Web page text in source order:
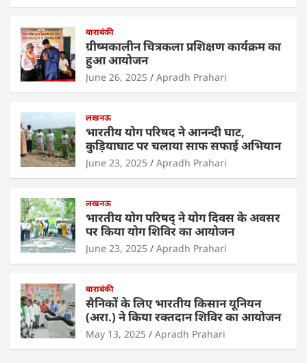
at
s
A
p
p
c
e
b
o
o
k
er e
dI
n
e
बाराबंकी
ग्रीष्मकालीन चित्रकला प्रशिक्षण कार्यक्रम का
हुआ आयोजन
June 26, 2025 Apradh Prahari
लखनऊ
भारतीय योग परिषद ने आनन्दी घाट,
कुड़ियाघाट पर चलाया साफ सफाई अभियान
June 23, 2025 Apradh Prahari
लखनऊ
भारतीय योग परिषद् ने योग दिवस के अवसर
पर किया योग शिविर का आयोजन
June 23, 2025 Apradh Prahari
बाराबंकी
सैनिकों के लिए भारतीय किसान यूनियन
(अरा.) ने किया रक्तदान शिविर का आयोजन
May 13, 2025 Apradh Prahari